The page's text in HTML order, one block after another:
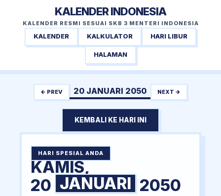
KALENDER INDONESIA
KALENDER RESMI SESUAI SKB 3 MENTERI INDONESIA
KALENDER KALKULATOR HARI LIBUR
HALAMAN
← PREV 20 JANUARI 2050 NEXT →
KEMBALI KE HARI INI
HARI SPESIAL ANDA
KAMIS,
20 JANUARI 2050